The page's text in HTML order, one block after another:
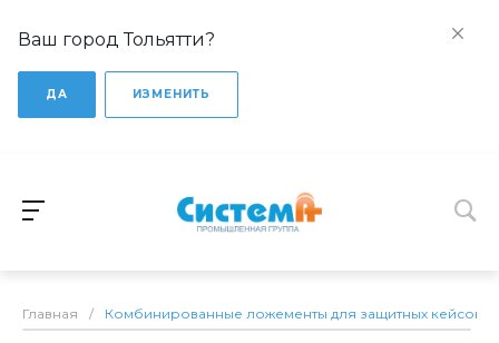
Ваш город Тольятти?
ДА ИЗМЕНИТЬ
Главная / Комбинированные ложементы для защитных кейсов